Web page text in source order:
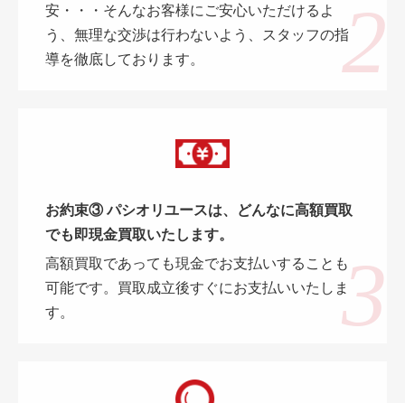
安・・・そんなお客様にご安心いただけるよ
う、無理な交渉は行わないよう、スタッフの指
導を徹底しております。
お約束③ パシオリユースは、どんなに高額買取
でも即現金買取いたします。
高額買取であっても現金でお支払いすることも
可能です。買取成立後すぐにお支払いいたしま
す。